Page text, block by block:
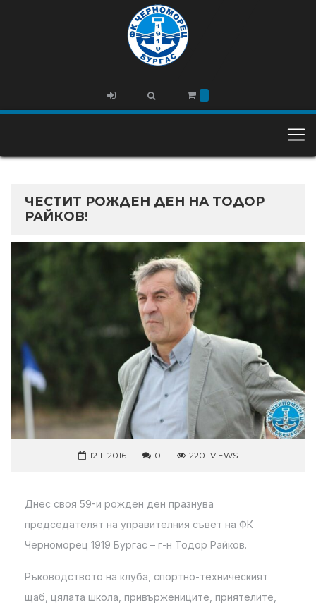
ЧЕСТИТ РОЖДЕН ДЕН НА ТОДОР
РАЙКОВ!
12.11.2016 0 2201 VIEWS
Днес своя 59-и рожден ден празнува
председателят на управителния съвет на ФК
Черноморец 1919 Бургас – г-н Тодор Райков.
Ръководството на клуба, спортно-техническият
щаб, цялата школа, привържениците, приятелите,